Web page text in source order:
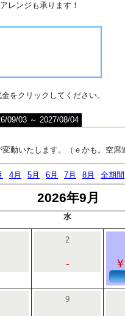
レンジも承ります！
をクリックしてください。
09/03 ～ 2027/08/04
動いたします。（ｅかも。空席
4月 5月 6月 7月 8月 全期間
2026年9月
水
2
-
9